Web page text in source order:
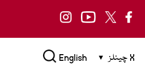
X چینلز English